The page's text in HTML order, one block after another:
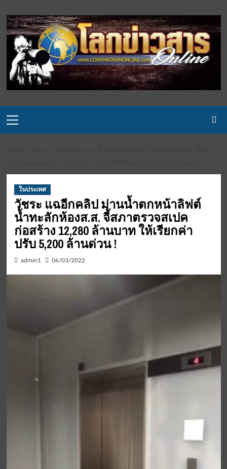
to
content
Menu
ในประเทศ
วัชระ แฉอีกคลิป ม่านน้ำตกหน้าลิฟต์
น้ำทะลักห้องส.ส. จี้สภาตรวจสเปค
ก่อสร้าง 12,280 ล้านบาท ให้เรียกค่า
ปรับ 5,200 ล้านด่วน !
admin1 06/03/2022